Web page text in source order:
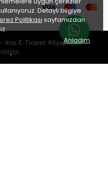
Detaylı bilgiye
Politikası sayfamızdan
Anladım
ikas E-Ticaret Altyapısı ile